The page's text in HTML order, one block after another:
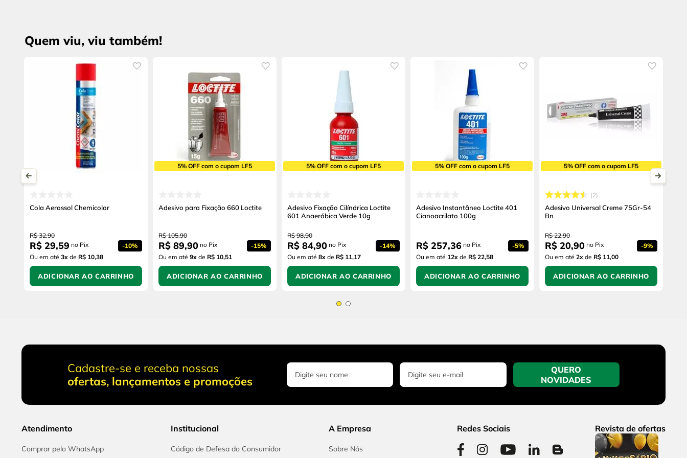
Quem viu, viu também!
Cola Aerossol Chemicolor
R$ 32,90
R$ 29,59 no Pix -10%
Ou em até 3x de R$ 10,38
ADICIONAR AO CARRINHO
5% OFF com o cupom LF5
Adesivo para Fixação 660 Loctite
R$ 105,90
R$ 89,90 no Pix -15%
Ou em até 9x de R$ 10,51
ADICIONAR AO CARRINHO
5% OFF com o cupom LF5
Adesivo Fixação Cilíndrica Loctite
601 Anaeróbica Verde 10g
R$ 98,90
R$ 84,90 no Pix -14%
Ou em até 8x de R$ 11,17
ADICIONAR AO CARRINHO
5% OFF com o cupom LF5
Adesivo Instantâneo Loctite 401
Cianoacrilato 100g
R$ 257,36 no Pix -5%
Ou em até 12x de R$ 22,58
ADICIONAR AO CARRINHO
5% OFF com o cupom LF5
2
Adesivo Universal Creme 75Gr-54
Bn
R$ 22,90
R$ 20,90 no Pix -9%
Ou em até 2x de R$ 11,00
ADICIONAR AO CARRINHO
Cadastre-se e receba nossas
ofertas, lançamentos e promoções
QUERO
NOVIDADES
Atendimento
Comprar pelo WhatsApp
Institucional
Código de Defesa do Consumidor
A Empresa
Sobre Nós
Redes Sociais Revista de ofertas